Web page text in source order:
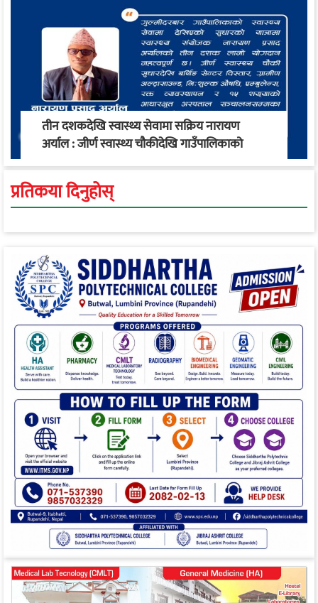
तीन दशकदेखि स्वास्थ्य सेवामा सक्रिय नारायण
अर्याल : जीर्ण स्वास्थ्य चौकीदेखि गाउँपालिकाको
स्वास्थ्य रूपान्तरण सम्म
प्रतिकया दिनुहोस्